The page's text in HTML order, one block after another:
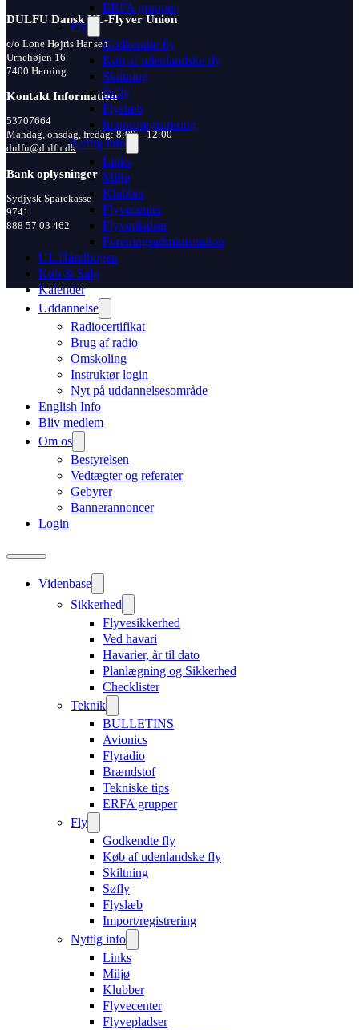
ERFA grupper
Fly
Godkendte fly
Køb af udenlandske fly
Skiltning
Søfly
Flyslæb
Import/registrering
Nyttig info
Links
Miljø
Klubber
Flyvecenter
Flyvepladser
Foreningsadministration
UL Håndbogen
Køb & Salg
Kalender
Uddannelse
Radiocertifikat
Brug af radio
Omskoling
Instruktør login
Nyt på uddannelsesområde
English Info
Bliv medlem
Om os
Bestyrelsen
Vedtægter og referater
Gebyrer
Bannerannoncer
Login
Videnbase
Sikkerhed
Flyvesikkerhed
Ved havari
Havarier, år til dato
Planlægning og Sikkerhed
Checklister
Teknik
BULLETINS
Avionics
Flyradio
Brændstof
Tekniske tips
ERFA grupper
Fly
Godkendte fly
Køb af udenlandske fly
Skiltning
Søfly
Flyslæb
Import/registrering
Nyttig info
Links
Miljø
Klubber
Flyvecenter
Flyvepladser
DULFU Dansk UL-Flyver Union
c/o Lone Højris Hansen
Urnehøjen 16
7400 Herning
Kontakt Information
53707664
Mandag, onsdag, fredag: 8:00 – 12:00
dulfu@dulfu.dk
Bank oplysninger
Sydjysk Sparekasse
9741
888 57 03 462